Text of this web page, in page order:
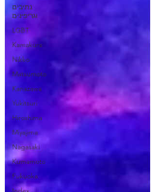
נתיבים
וגריפינים
LGBT
Kamakura
Nikko
Matsumoto
Kanazawa
Yukitsuri
Hiroshima
Miyajima
Nagasaki
Kumamoto
Fukuoka